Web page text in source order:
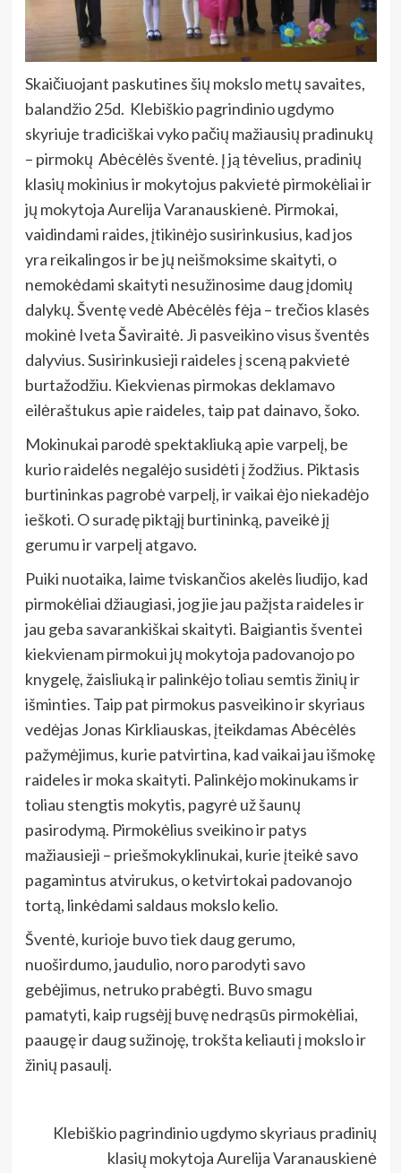
Skaičiuojant paskutines šių mokslo metų savaites,
balandžio 25d. Klebiškio pagrindinio ugdymo
skyriuje tradiciškai vyko pačių mažiausių pradinukų
– pirmokų Abėcėlės šventė. Į ją tėvelius, pradinių
klasių mokinius ir mokytojus pakvietė pirmokėliai ir
jų mokytoja Aurelija Varanauskienė. Pirmokai,
vaidindami raides, įtikinėjo susirinkusius, kad jos
yra reikalingos ir be jų neišmoksime skaityti, o
nemokėdami skaityti nesužinosime daug įdomių
dalykų. Šventę vedė Abėcėlės fėja – trečios klasės
mokinė Iveta Šaviraitė. Ji pasveikino visus šventės
dalyvius. Susirinkusieji raideles į sceną pakvietė
burtažodžiu. Kiekvienas pirmokas deklamavo
eilėraštukus apie raideles, taip pat dainavo, šoko.
Mokinukai parodė spektakliuką apie varpelį, be
kurio raidelės negalėjo susidėti į žodžius. Piktasis
burtininkas pagrobė varpelį, ir vaikai ėjo niekadėjo
ieškoti. O suradę piktąjį burtininką, paveikė jį
gerumu ir varpelį atgavo.
Puiki nuotaika, laime tviskančios akelės liudijo, kad
pirmokėliai džiaugiasi, jog jie jau pažįsta raideles ir
jau geba savarankiškai skaityti. Baigiantis šventei
kiekvienam pirmokui jų mokytoja padovanojo po
knygelę, žaisliuką ir palinkėjo toliau semtis žinių ir
išminties. Taip pat pirmokus pasveikino ir skyriaus
vedėjas Jonas Kirkliauskas, įteikdamas Abėcėlės
pažymėjimus, kurie patvirtina, kad vaikai jau išmokę
raideles ir moka skaityti. Palinkėjo mokinukams ir
toliau stengtis mokytis, pagyrė už šaunų
pasirodymą. Pirmokėlius sveikino ir patys
mažiausieji – priešmokyklinukai, kurie įteikė savo
pagamintus atvirukus, o ketvirtokai padovanojo
tortą, linkėdami saldaus mokslo kelio.
Šventė, kurioje buvo tiek daug gerumo,
nuoširdumo, jaudulio, noro parodyti savo
gebėjimus, netruko prabėgti. Buvo smagu
pamatyti, kaip rugsėjį buvę nedrąsūs pirmokėliai,
paaugę ir daug sužinoję, trokšta keliauti į mokslo ir
žinių pasaulį.
Klebiškio pagrindinio ugdymo skyriaus pradinių
klasių mokytoja Aurelija Varanauskienė